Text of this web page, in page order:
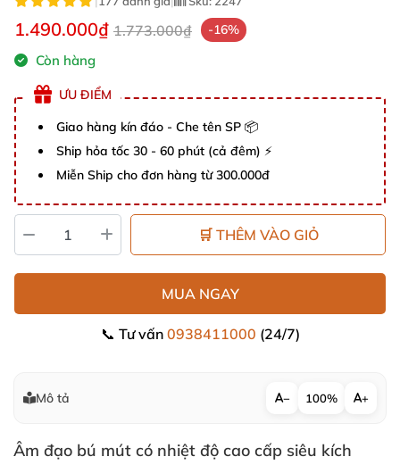
1.490.000₫ 1.773.000₫ -16%
Còn hàng
ƯU ĐIỂM
Giao hàng kín đáo - Che tên SP 📦
Ship hỏa tốc 30 - 60 phút (cả đêm) ⚡
Miễn Ship cho đơn hàng từ 300.000đ
🛒 THÊM VÀO GIỎ
MUA NGAY
📞 Tư vấn 0938411000 (24/7)
Mô tả − 100% +
Âm đạo bú mút có nhiệt độ cao cấp siêu kích